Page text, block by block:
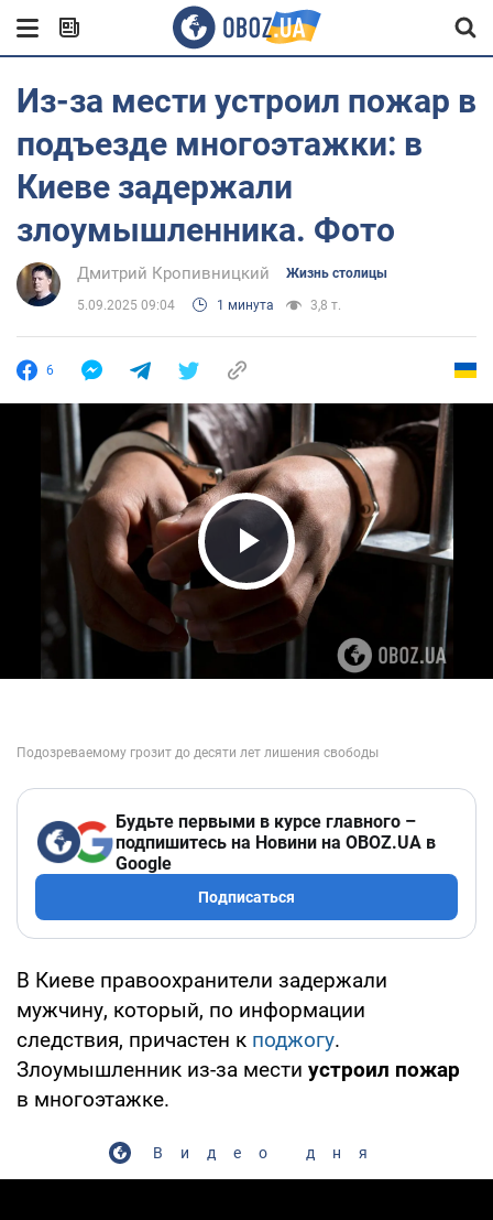
Из-за мести устроил пожар в
подъезде многоэтажки: в
Киеве задержали
злоумышленника. Фото
Дмитрий Кропивницкий Жизнь столицы
5.09.2025 09:04 1 минута 3,8 т.
6
Play Video
Будьте первыми в курсе главного –
подпишитесь на Новини на OBOZ.UA в
Google
Подписаться
В Киеве правоохранители задержали
мужчину, который, по информации
следствия, причастен к поджогу.
Злоумышленник из-за мести устроил пожар
в многоэтажке.
Видео дня